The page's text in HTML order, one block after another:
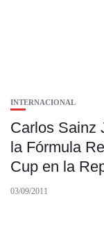
INTERNACIONAL
Carlos Sainz
la Fórmula
Cup en la
03/09/2011